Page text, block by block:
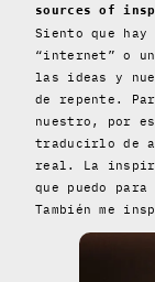
sources of
Siento que hay
“internet” o
las ideas y
de repente.
nuestro, por
traducirlo de
real. La
que puedo
También me